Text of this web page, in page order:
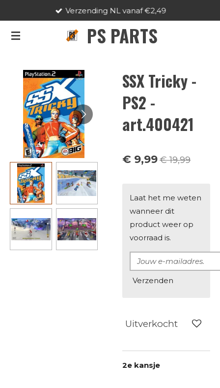
naar
PS PARTS
Verzending NL vanaf €2,49
SSX Tricky -
PS2 -
art.400421
€ 9,99€ 19,99
Laat het me weten
wanneer dit
product weer op
voorraad is.
Verzenden
Uitverkocht
2e kansje